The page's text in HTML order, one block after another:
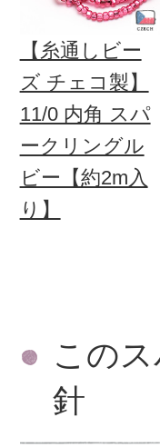
【糸通しビー
ズ チェコ製】
11/0 内角 スパ
ークリングル
ビー【約2m入
り】
この
針